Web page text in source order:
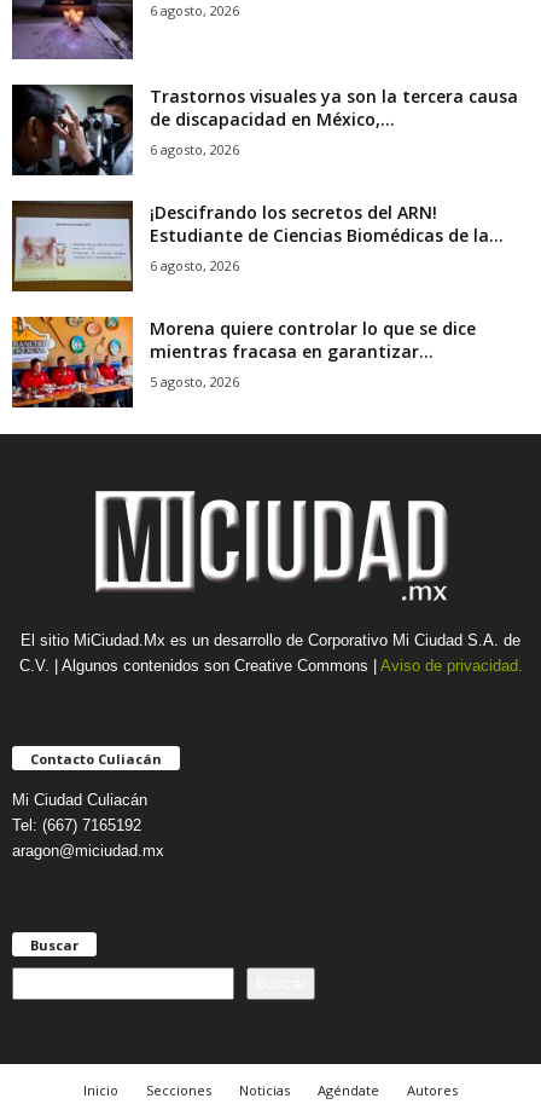
6 agosto, 2026
Trastornos visuales ya son la tercera causa
de discapacidad en México,...
6 agosto, 2026
¡Descifrando los secretos del ARN!
Estudiante de Ciencias Biomédicas de la...
6 agosto, 2026
Morena quiere controlar lo que se dice
mientras fracasa en garantizar...
5 agosto, 2026
El sitio MiCiudad.Mx es un desarrollo de Corporativo Mi Ciudad S.A. de
C.V. | Algunos contenidos son Creative Commons | Aviso de privacidad.
Contacto Culiacán
Mi Ciudad Culiacán
Tel: (667) 7165192
aragon@miciudad.mx
Buscar
u
Inicio Secciones Noticias Agéndate
Autores